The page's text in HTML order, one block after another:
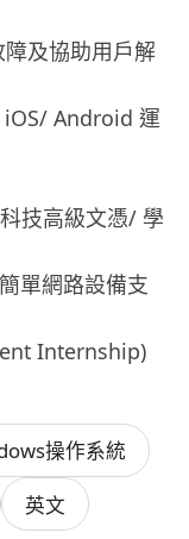
及協助用戶解
Android 運
技高級文憑/ 學
單網路設備支
Internship)
操作系統
英文